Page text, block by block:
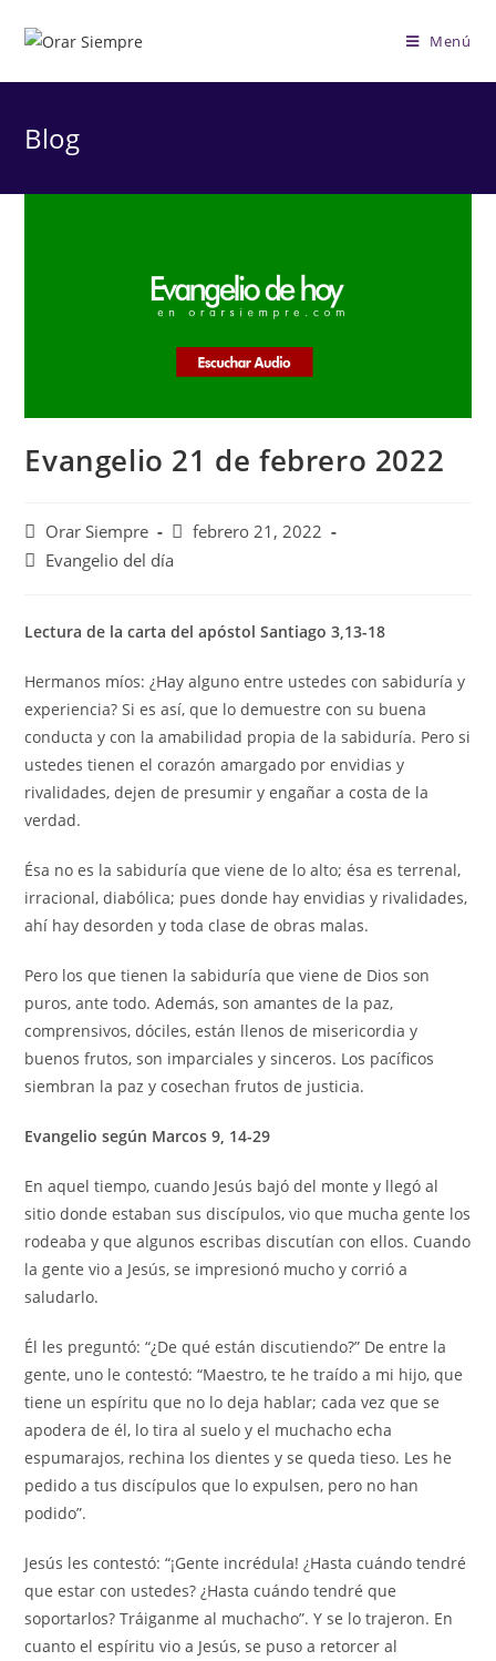
Menú
Blog
Evangelio 21 de febrero 2022
Autor
de
Orar Siempre
Publicación
de
febrero 21, 2022
Categoría
entrada:
Evangelio del día
Lectura de la carta del apóstol Santiago 3,13-18
Hermanos míos: ¿Hay alguno entre ustedes con sabiduría y
experiencia? Si es así, que lo demuestre con su buena
conducta y con la amabilidad propia de la sabiduría. Pero si
ustedes tienen el corazón amargado por envidias y
rivalidades, dejen de presumir y engañar a costa de la
verdad.
Ésa no es la sabiduría que viene de lo alto; ésa es terrenal,
irracional, diabólica; pues donde hay envidias y rivalidades,
ahí hay desorden y toda clase de obras malas.
Pero los que tienen la sabiduría que viene de Dios son
puros, ante todo. Además, son amantes de la paz,
comprensivos, dóciles, están llenos de misericordia y
buenos frutos, son imparciales y sinceros. Los pacíficos
siembran la paz y cosechan frutos de justicia.
Evangelio según Marcos 9, 14-29
En aquel tiempo, cuando Jesús bajó del monte y llegó al
sitio donde estaban sus discípulos, vio que mucha gente los
rodeaba y que algunos escribas discutían con ellos. Cuando
la gente vio a Jesús, se impresionó mucho y corrió a
saludarlo.
Él les preguntó: “¿De qué están discutiendo?” De entre la
gente, uno le contestó: “Maestro, te he traído a mi hijo, que
tiene un espíritu que no lo deja hablar; cada vez que se
apodera de él, lo tira al suelo y el muchacho echa
espumarajos, rechina los dientes y se queda tieso. Les he
pedido a tus discípulos que lo expulsen, pero no han
podido”.
Jesús les contestó: “¡Gente incrédula! ¿Hasta cuándo tendré
que estar con ustedes? ¿Hasta cuándo tendré que
soportarlos? Tráiganme al muchacho”. Y se lo trajeron. En
cuanto el espíritu vio a Jesús, se puso a retorcer al